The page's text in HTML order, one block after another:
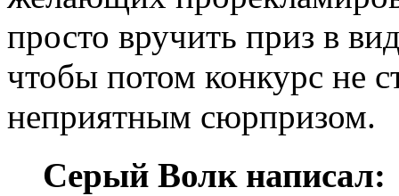
просто вручить приз в
чтобы потом конкурс не
неприятным сюрпризом.
Серый Волк написал: